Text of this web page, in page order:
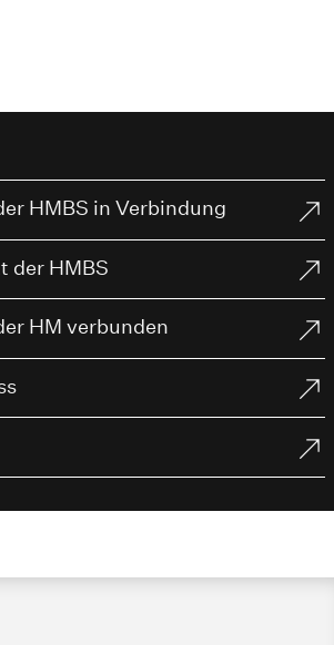
HMBS in Verbindung
der HMBS
HM verbunden